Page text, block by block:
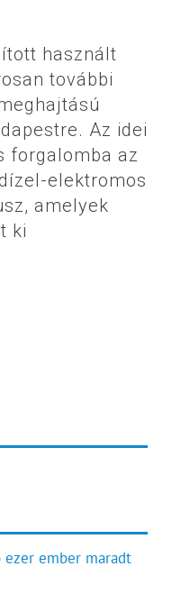
használt
további
Az idei
forgalomba az
elektromos
amelyek
ki
ezer ember maradt